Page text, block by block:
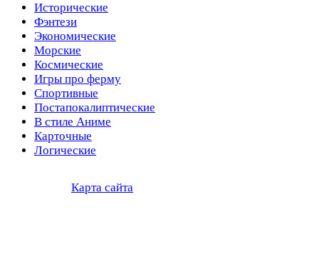
Исторические
Фэнтези
Экономические
Морские
Космические
Игры про ферму
Спортивные
Постапокалиптические
В стиле Аниме
Карточные
Логические
Карта сайта